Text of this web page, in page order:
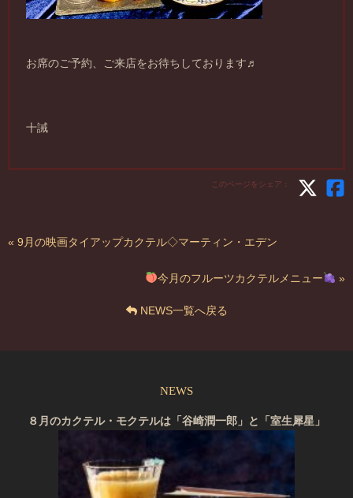
お席のご予約、ご来店をお待ちしております♬
十誡
このページをシェア：
« 9月の映画タイアップカクテル◇マーティン・エデン
今月のフルーツカクテルメニュー »
NEWS一覧へ戻る
NEWS
８月のカクテル・モクテルは「谷崎潤一郎」と「室生犀星」